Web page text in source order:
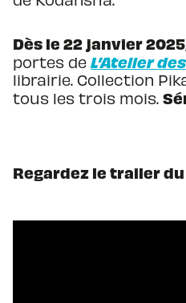
Dès le 22 janvier 2025
portes de L’Atelier
librairie. Collection
tous les trois mois.
Regardez le trailer du